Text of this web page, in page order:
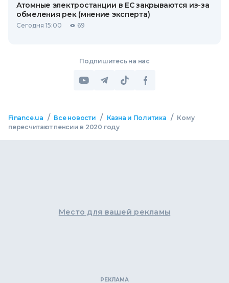
Атомные электростанции в ЕС закрываются из-за
обмеления рек (мнение эксперта)
Сегодня 15:00 69
Подпишитесь на нас
Finance.ua / Все новости / Казна и Политика / Кому
пересчитают пенсии в 2020 году
Место для вашей рекламы